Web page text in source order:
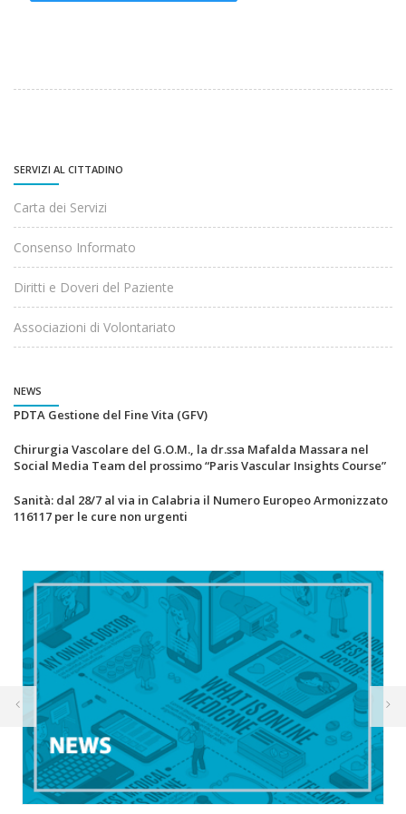
SERVIZI AL CITTADINO
Carta dei Servizi
Consenso Informato
Diritti e Doveri del Paziente
Associazioni di Volontariato
NEWS
PDTA Gestione del Fine Vita (GFV)
Chirurgia Vascolare del G.O.M., la dr.ssa Mafalda Massara nel
Social Media Team del prossimo “Paris Vascular Insights Course”
Sanità: dal 28/7 al via in Calabria il Numero Europeo Armonizzato
116117 per le cure non urgenti